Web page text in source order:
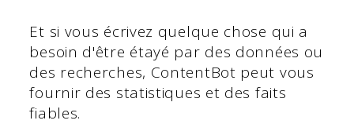
Et si vous écrivez quelque chose qui a
besoin d'être étayé par des données ou
des recherches, ContentBot peut vous
fournir des statistiques et des faits
fiables.